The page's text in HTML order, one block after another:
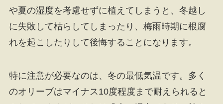
や夏の湿度を考慮せずに植えてしまうと、冬越し
に失敗して枯らしてしまったり、梅雨時期に根腐
れを起こしたりして後悔することになります。
特に注意が必要なのは、冬の最低気温です。多く
のオリーブはマイナス10度程度まで耐えられると